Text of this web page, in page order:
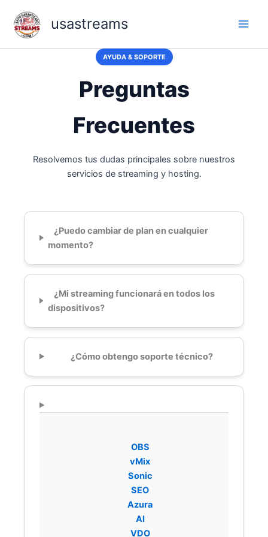
content
usastreams
AYUDA & SOPORTE
Preguntas
Frecuentes
Resolvemos tus dudas principales sobre nuestros
servicios de streaming y hosting.
¿Puedo cambiar de plan en cualquier
momento?
¿Mi streaming funcionará en todos los
dispositivos?
¿Cómo obtengo soporte técnico?
OBS
vMix
Sonic
SEO
Azura
AI
VDO